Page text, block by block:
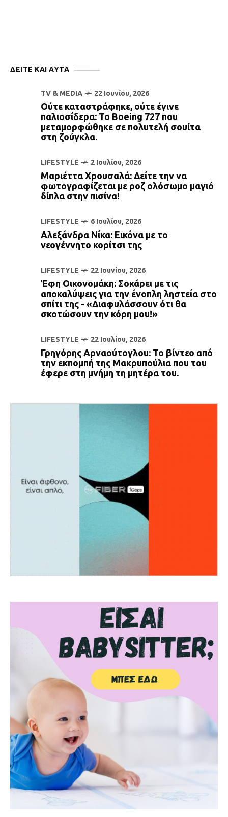
ΔΕΙΤΕ ΚΑΙ ΑΥΤΆ
TV & MEDIA 22 Ιουνίου, 2026
Ούτε καταστράφηκε, ούτε έγινε
παλιοσίδερα: Το Boeing 727 που
μεταμορφώθηκε σε πολυτελή σουίτα
στη ζούγκλα.
LIFESTYLE 2 Ιουλίου, 2026
Μαριέττα Χρουσαλά: Δείτε την να
φωτογραφίζεται με ροζ ολόσωμο μαγιό
δίπλα στην πισίνα!
LIFESTYLE 6 Ιουλίου, 2026
Αλεξάνδρα Νίκα: Εικόνα με το
νεογέννητο κορίτσι της
LIFESTYLE 22 Ιουνίου, 2026
Έφη Οικονομάκη: Σοκάρει με τις
αποκαλύψεις για την ένοπλη ληστεία στο
σπίτι της - «Διαφυλάσσουν ότι θα
σκοτώσουν την κόρη μου!»
LIFESTYLE 22 Ιουλίου, 2026
Γρηγόρης Αρναούτογλου: Το βίντεο από
την εκπομπή της Μακρυπούλια που του
έφερε στη μνήμη τη μητέρα του.